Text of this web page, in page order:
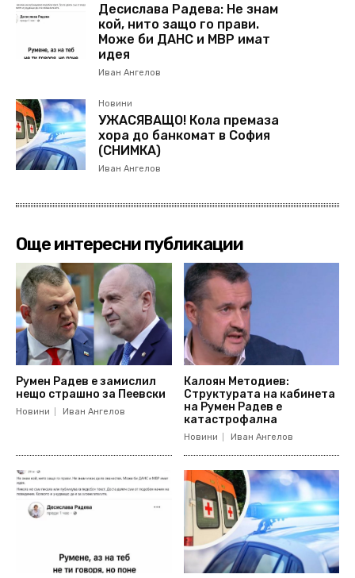
Десислава Радева: Не знам
кой, нито защо го прави.
Може би ДАНС и МВР имат
идея
Иван Ангелов
Новини
УЖАСЯВАЩО! Кола премаза
хора до банкомат в София
(СНИМКА)
Иван Ангелов
Още интересни публикации
Румен Радев е замислил
нещо страшно за Пеевски
Новини Иван Ангелов
Калоян Методиев:
Структурата на кабинета
на Румен Радев е
катастрофална
Новини Иван Ангелов